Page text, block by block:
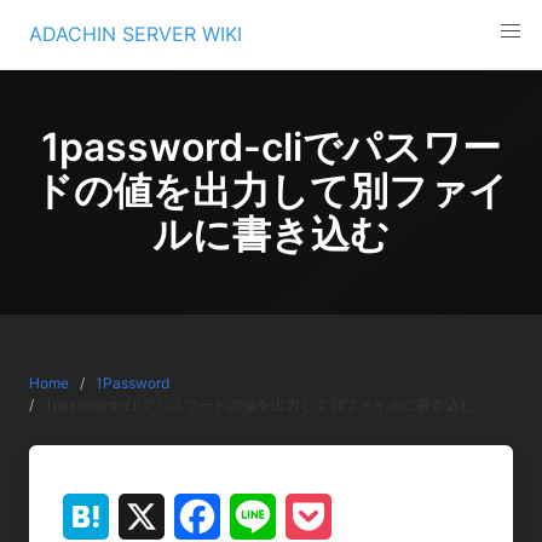
content
ADACHIN SERVER WIKI
1password-cliでパスワー
ドの値を出力して別ファイ
ルに書き込む
Home
1Password